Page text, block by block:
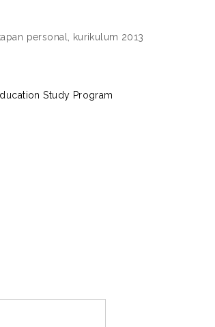
personal, kurikulum 2013
Study Program